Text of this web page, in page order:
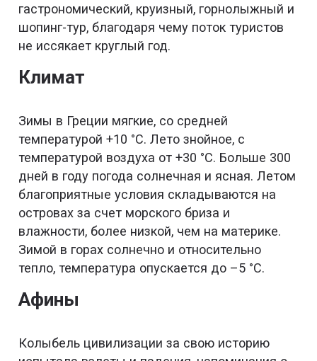
гастрономический, круизный, горнолыжный и
шопинг-тур, благодаря чему поток туристов
не иссякает круглый год.
Климат
Зимы в Греции мягкие, со средней
температурой +10 °С. Лето знойное, с
температурой воздуха от +30 °С. Больше 300
дней в году погода солнечная и ясная. Летом
благоприятные условия складываются на
островах за счет морского бриза и
влажности, более низкой, чем на материке.
Зимой в горах солнечно и относительно
тепло, температура опускается до –5 °С.
Афины
Колыбель цивилизации за свою историю